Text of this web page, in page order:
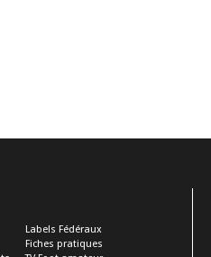
Labels Fédéraux
Fiches pratiques